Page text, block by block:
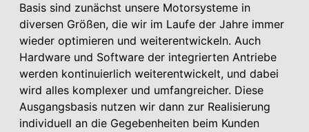
Basis sind zunächst unsere Motorsysteme in
diversen Größen, die wir im Laufe der Jahre immer
wieder optimieren und weiterentwickeln. Auch
Hardware und Software der integrierten Antriebe
werden kontinuierlich weiterentwickelt, und dabei
wird alles komplexer und umfangreicher. Diese
Ausgangsbasis nutzen wir dann zur Realisierung
individuell an die Gegebenheiten beim Kunden